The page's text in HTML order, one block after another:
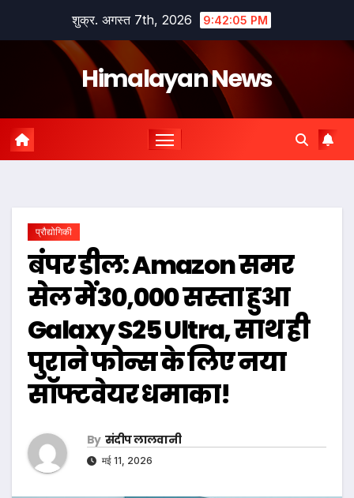
शुक्र. अगस्त 7th, 2026 9:42:06 PM
Himalayan News
प्रौद्योगिकी
बंपर डील: Amazon समर
सेल में ₹30,000 सस्ता हुआ
Galaxy S25 Ultra, साथ ही
पुराने फोन्स के लिए नया
सॉफ्टवेयर धमाका!
By संदीप लालवानी
मई 11, 2026